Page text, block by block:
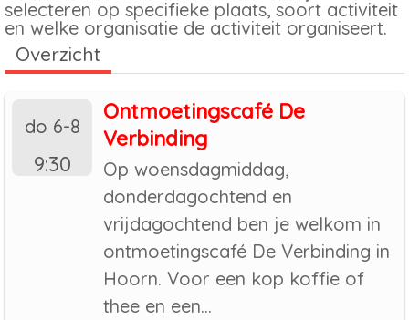
selecteren op specifieke plaats, soort activiteit
en welke organisatie de activiteit organiseert.
Overzicht
do 6-8
9:30
Ontmoetingscafé De
Verbinding
Op woensdagmiddag,
donderdagochtend en
vrijdagochtend ben je welkom in
ontmoetingscafé De Verbinding in
Hoorn. Voor een kop koffie of
thee en een...